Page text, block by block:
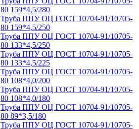
80 159*4,5/280
Труба ППУ ОЦ ГОСТ 10704-91/10705-
80 159*4,5/250
Труба ППУ ОЦ ГОСТ 10704-91/10705-
80 133*4,5/250
Труба ППУ ОЦ ГОСТ 10704-91/10705-
80 133*4,5/225
Труба ППУ ОЦ ГОСТ 10704-91/10705-
80 108*4,0/200
Труба ППУ ОЦ ГОСТ 10704-91/10705-
80 108*4,0/180
Труба ППУ ОЦ ГОСТ 10704-91/10705-
80 89*3,5/180
Труба ППУ ОЦ ГОСТ 10704-91/10705-